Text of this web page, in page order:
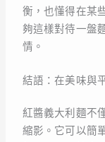
衡，也懂得在某
夠這樣對待一盤
情。
結語：在美味與
紅醬義大利麵不
縮影。它可以簡